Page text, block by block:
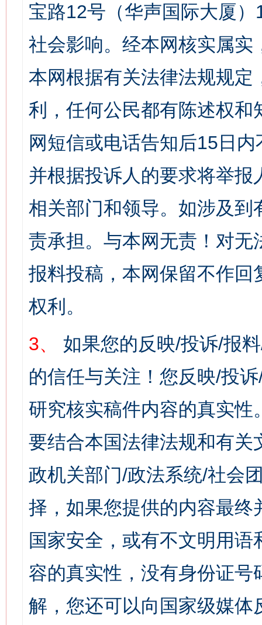
宝路12号（华声国际大厦
社会影响。经本网核实属
本网根据有关法律法规规
利，任何公民都有陈述权
网短信或电话告知后15日
并根据投诉人的要求将举
相关部门和领导。如涉及
责承担。与本网无责！对
报料投稿，本网保留不作
权利。
3、
如果您的反映/投诉/报
的信任与关注！您反映/投
研究核实稿件内容的真实
要结合本国法律法规和有关
政机关部门/政法系统/社会
择，如果您提供的内容最
国家安全，或有不文明用
容的真实性，没有身份证
解，您还可以向国家级媒